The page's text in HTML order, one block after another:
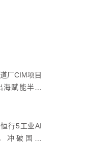
厂CIM项目
赋能半导
行5工业AI
冲破国产